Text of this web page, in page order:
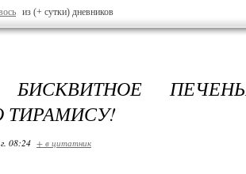
из (+ сутки) дневников
ТИРАМИСУ!
08:24 + в цитатник